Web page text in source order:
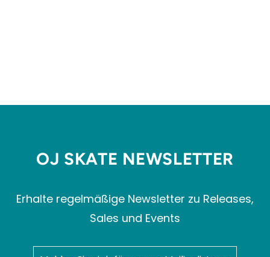
OJ SKATE NEWSLETTER
Erhalte regelmäßige Newsletter zu Releases,
Sales und Events